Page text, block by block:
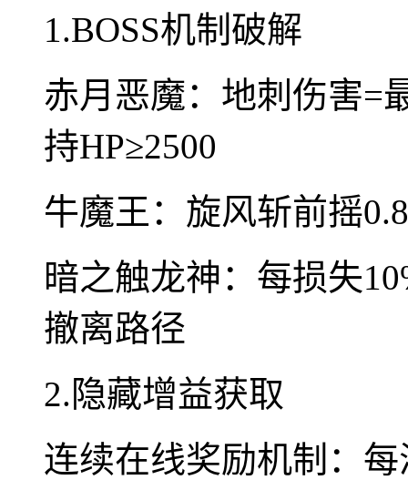
1.BOSS机制破解
赤月恶魔：地刺伤害=
持HP≥2500
牛魔王：旋风斩前摇
暗之触龙神：每损失
撤离路径
2.隐藏增益获取
连续在线奖励机制：